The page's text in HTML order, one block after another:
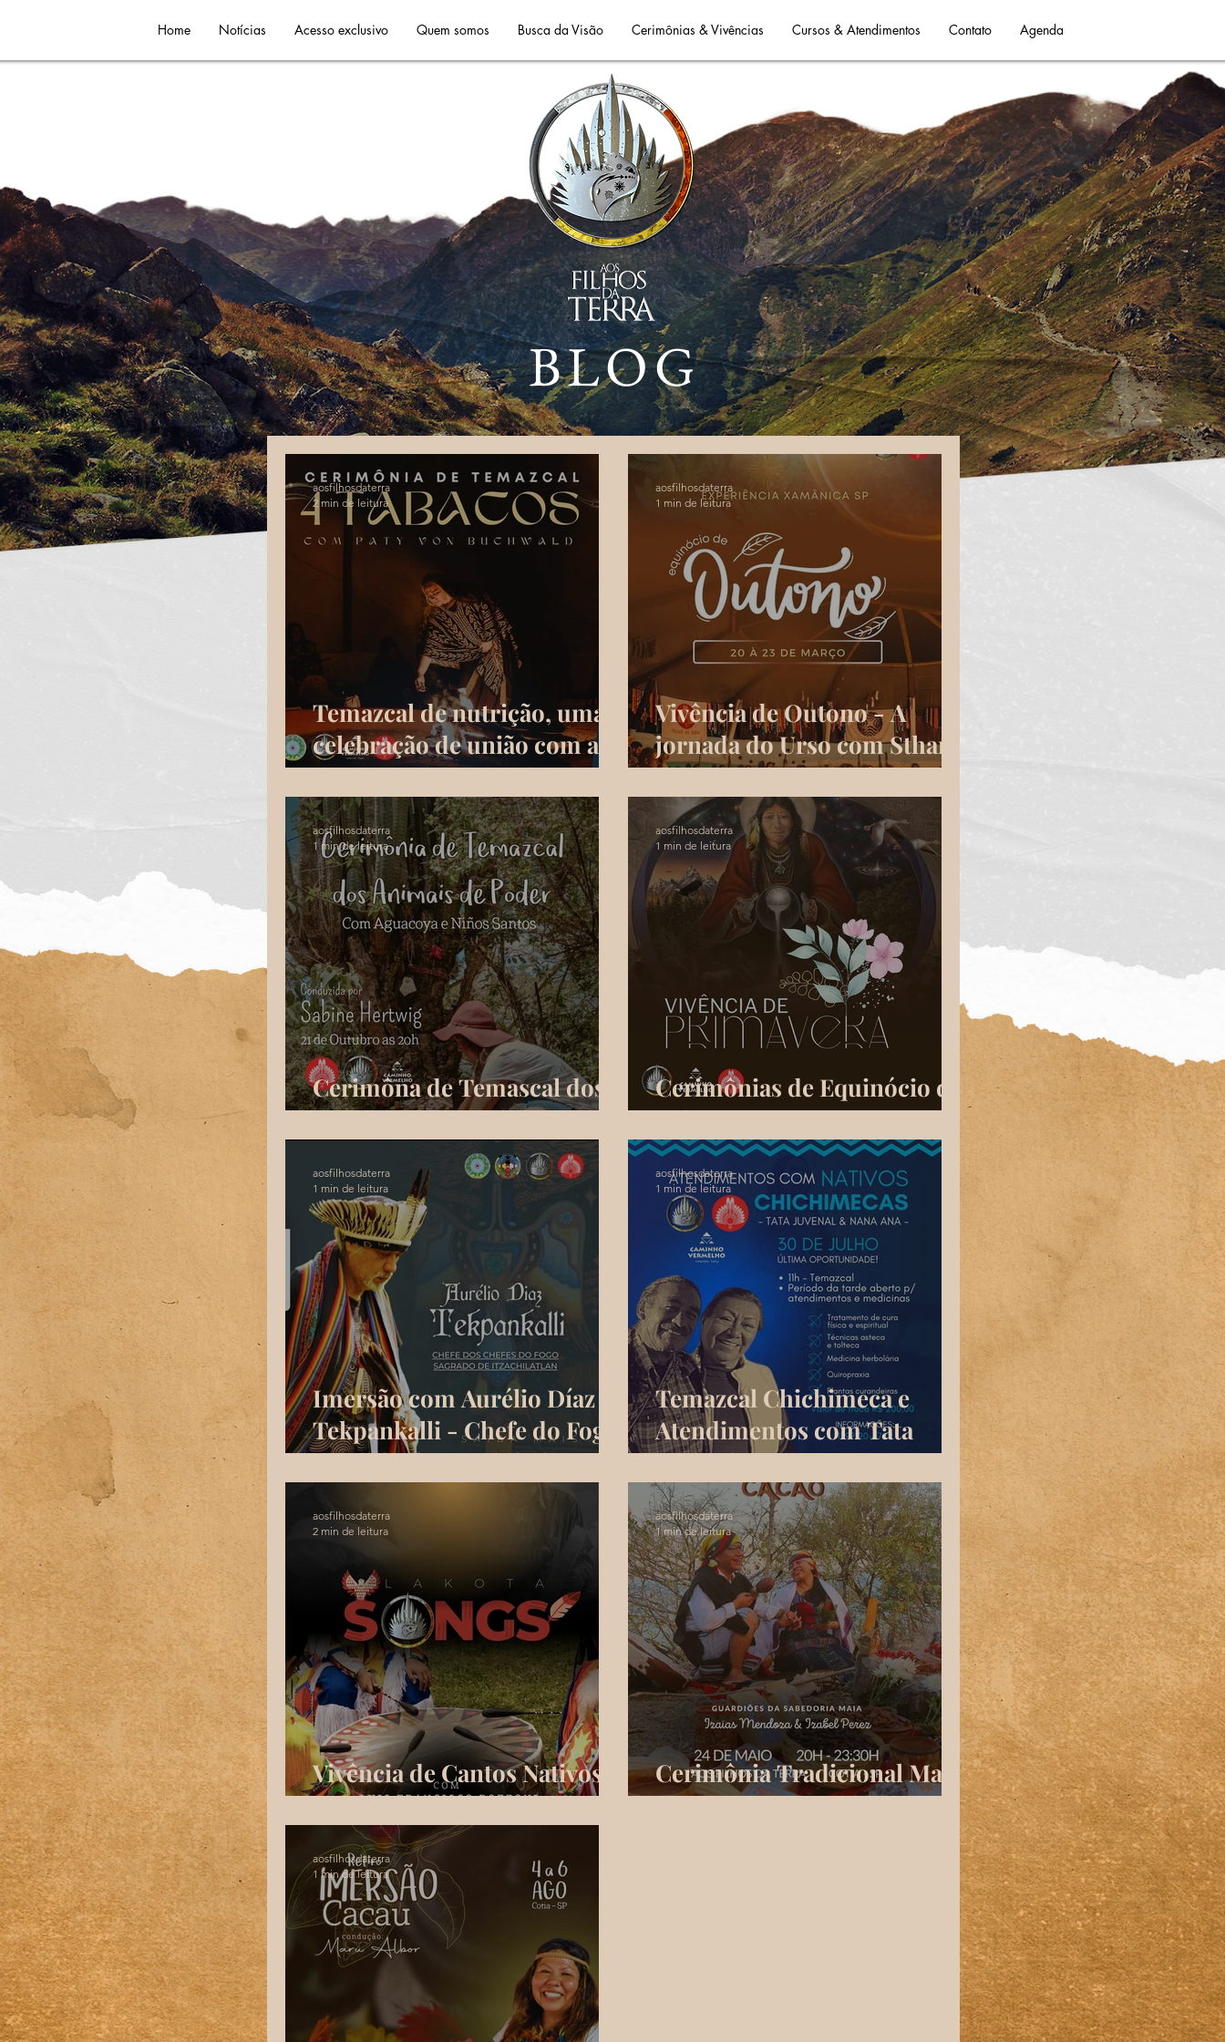
Home Notícias Acesso exclusivo Quem somos Busca da Visão Cerimônias & Vivências Cursos & Atendimentos Contato Agenda
BLOG
Temazcal de nutrição, uma
celebração de união com a
terra e antigos rituais
aosfilhosdaterra
2 min de leitura
Vivência de Outono - A
jornada do Urso com Sthan
Xannia Tehuantepeltl
aosfilhosdaterra
1 min de leitura
Cerimôna de Temascal dos
Animais de Poder
aosfilhosdaterra
1 min de leitura
Cerimônias de Equinócio de
Primavera
aosfilhosdaterra
1 min de leitura
Imersão com Aurélio Díaz
Tekpankalli - Chefe do Fogo
Sagrado de Itzachilatlan
aosfilhosdaterra
1 min de leitura
Temazcal Chichimeca e
Atendimentos com Tata
Juvenal e Nana Ana
aosfilhosdaterra
1 min de leitura
Vivência de Cantos Nativos
Lakota
aosfilhosdaterra
2 min de leitura
Cerimônia Tradicional Maia
LavaLove Cacao
aosfilhosdaterra
1 min de leitura
aosfilhosdaterra
1 min de leitura